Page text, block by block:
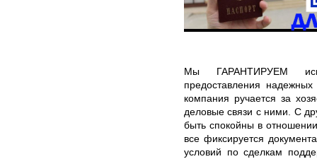
Мы ГАРАНТИРУЕМ
предоставления
компания ручается за
деловые связи с ними. С
быть спокойны в
все фиксируется
условий по сделкам